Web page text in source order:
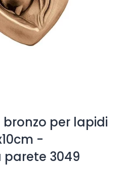
bronzo per lapidi
-
parete 3049